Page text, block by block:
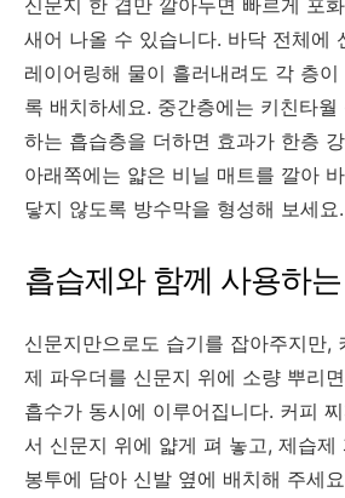
새어 나올 수 있습니다. 바닥 전체에
레이어링해 물이 흘러내려도 각 층
록 배치하세요. 중간층에는 키친타
하는 흡습층을 더하면 효과가 한층
아래쪽에는 얇은 비닐 매트를 깔아
닿지 않도록 방수막을 형성해 보세요.
흡습제와 함께 사용하
신문지만으로도 습기를 잡아주지만,
제 파우더를 신문지 위에 소량 뿌리
흡수가 동시에 이루어집니다. 커피
서 신문지 위에 얇게 펴 놓고, 제습제
봉투에 담아 신발 옆에 배치해 주세